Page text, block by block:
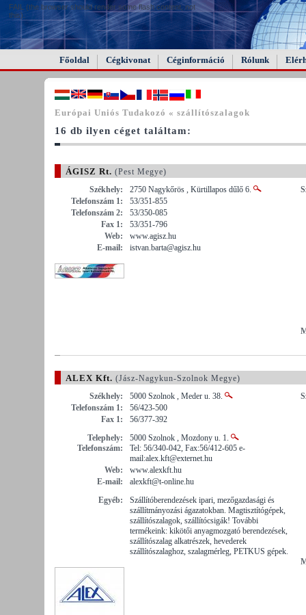
FAIL (the browser should render some flash content, not
this).
Főoldal Cégkivonat Céginformáció Rólunk
Európai Uniós Tudakozó « szállítószalagok
16 db ilyen céget találtam:
ÁGISZ Rt. (Pest Megye)
Székhely:
2750 Nagykőrös , Kürtillapos dűlő 6.
Telefonszám 1:
53/351-855
Telefonszám 2:
53/350-085
Fax 1:
53/351-796
Web:
www.agisz.hu
E-mail:
istvan.barta@agisz.hu
ALEX Kft. (Jász-Nagykun-Szolnok Megye)
Székhely:
5000 Szolnok , Meder u. 38.
Telefonszám 1:
56/423-500
Fax 1:
56/377-392
Telephely:
5000 Szolnok , Mozdony u. 1.
Telefonszám:
Tel: 56/340-042, Fax:56/412-605 e-
mail:alex.kft@externet.hu
Web:
www.alexkft.hu
E-mail:
alexkft@t-online.hu
Egyéb:
Szállítóberendezések ipari, mezőgazdasági és
szállítmányozási ágazatokban. Magtisztítógépek,
szállítószalagok, szállítócsigák! További
termékeink: kikötői anyagmozgató berendezések,
szállítószalag alkatrészek, hevederek
szállítószalaghoz, szalagmérleg, PETKUS gépek.